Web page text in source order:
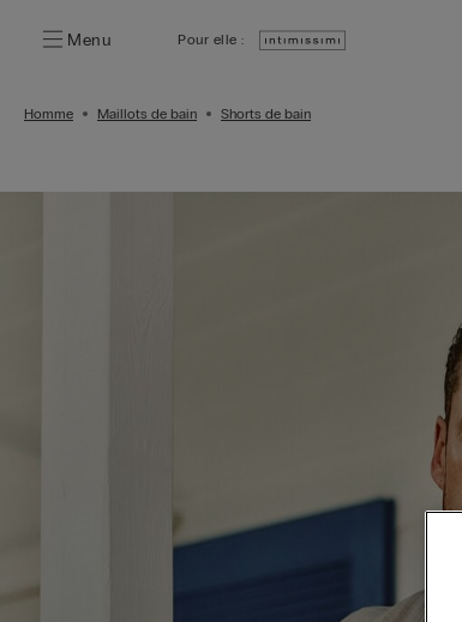
Menu Pour elle :
Homme Maillots de bain Shorts de bain